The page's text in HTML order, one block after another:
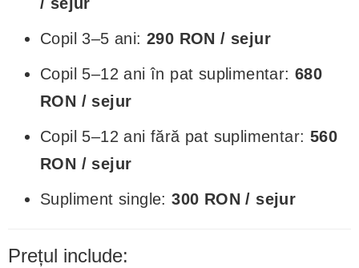
Copil 3–5 ani: 290 RON / sejur
Copil 5–12 ani în pat suplimentar: 680
RON / sejur
Copil 5–12 ani fără pat suplimentar: 560
RON / sejur
Supliment single:300 RON / sejur
Prețul include: